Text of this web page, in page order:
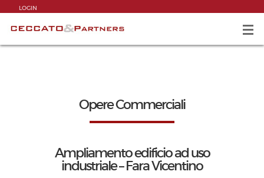
LOGIN
Opere Commerciali
Ampliamento edificio ad uso
industriale – Fara Vicentino